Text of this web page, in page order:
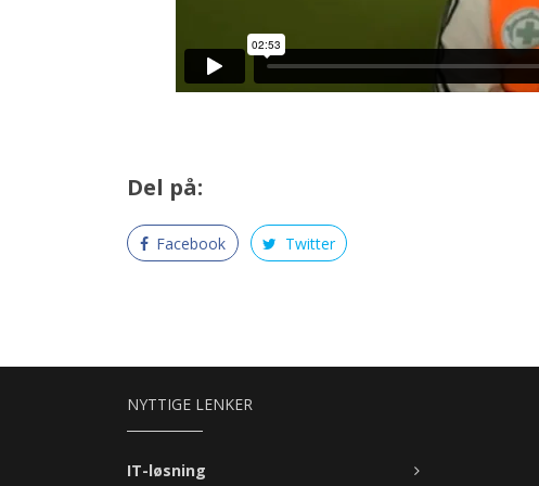
Del på:
Facebook Twitter
NYTTIGE LENKER
IT-løsning